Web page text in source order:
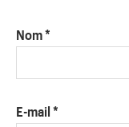
Nom*
E-mail *